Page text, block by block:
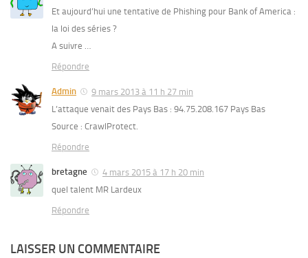
Et aujourd’hui une tentative de Phishing pour Bank of America :
la loi des séries ?
A suivre …
Répondre
Admin
9 mars 2013 à 11 h 27 min
L’attaque venait des Pays Bas : 94.75.208.167 Pays Bas
Source : CrawlProtect.
Répondre
bretagne
4 mars 2015 à 17 h 20 min
quel talent MR Lardeux
Répondre
LAISSER UN COMMENTAIRE